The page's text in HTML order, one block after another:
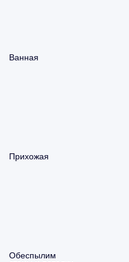
Ванная
Прихожая
Обеспылим